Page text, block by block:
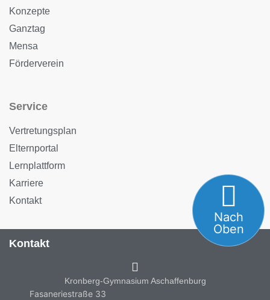
Konzepte
Ganztag
Mensa
Förderverein
Service
Vertretungsplan
Elternportal
Lernplattform
Karriere
Kontakt
Kontakt
Kronberg-Gymnasium Aschaffenburg
Fasaneriestraße 33
Nach
Oben